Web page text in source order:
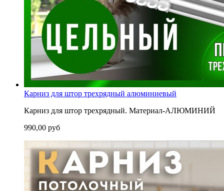
Карниз для штор трехрядный алюминиевый
Карниз для штор трехрядный. Материал-АЛЮМИНИЙ
990,00 руб